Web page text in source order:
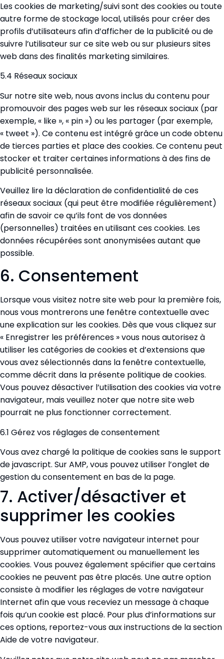
Les cookies de marketing/suivi sont des cookies ou toute
autre forme de stockage local, utilisés pour créer des
profils d’utilisateurs afin d’afficher de la publicité ou de
suivre l’utilisateur sur ce site web ou sur plusieurs sites
web dans des finalités marketing similaires.
5.4 Réseaux sociaux
Sur notre site web, nous avons inclus du contenu pour
promouvoir des pages web sur les réseaux sociaux (par
exemple, « like », « pin ») ou les partager (par exemple,
« tweet »). Ce contenu est intégré grâce un code obtenu
de tierces parties et place des cookies. Ce contenu peut
stocker et traiter certaines informations à des fins de
publicité personnalisée.
Veuillez lire la déclaration de confidentialité de ces
réseaux sociaux (qui peut être modifiée régulièrement)
afin de savoir ce qu’ils font de vos données
(personnelles) traitées en utilisant ces cookies. Les
données récupérées sont anonymisées autant que
possible.
6. Consentement
Lorsque vous visitez notre site web pour la première fois,
nous vous montrerons une fenêtre contextuelle avec
une explication sur les cookies. Dès que vous cliquez sur
« Enregistrer les préférences » vous nous autorisez à
utiliser les catégories de cookies et d’extensions que
vous avez sélectionnés dans la fenêtre contextuelle,
comme décrit dans la présente politique de cookies.
Vous pouvez désactiver l’utilisation des cookies via votre
navigateur, mais veuillez noter que notre site web
pourrait ne plus fonctionner correctement.
6.1 Gérez vos réglages de consentement
Vous avez chargé la politique de cookies sans le support
de javascript. Sur AMP, vous pouvez utiliser l’onglet de
gestion du consentement en bas de la page.
7. Activer/désactiver et
supprimer les cookies
Vous pouvez utiliser votre navigateur internet pour
supprimer automatiquement ou manuellement les
cookies. Vous pouvez également spécifier que certains
cookies ne peuvent pas être placés. Une autre option
consiste à modifier les réglages de votre navigateur
Internet afin que vous receviez un message à chaque
fois qu’un cookie est placé. Pour plus d’informations sur
ces options, reportez-vous aux instructions de la section
Aide de votre navigateur.